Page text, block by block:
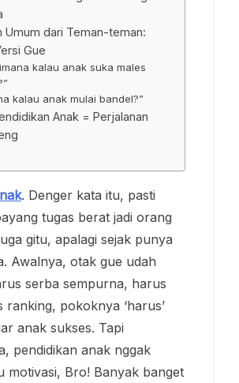
Umum dari Teman-teman:
Gue
kalau anak suka males
kalau anak mulai bandel?”
Anak = Perjalanan
. Denger kata itu, pasti
tugas berat jadi orang
gitu, apalagi sejak punya
Awalnya, otak gue udah
serba sempurna, harus
ranking, pokoknya ‘harus’
anak sukses. Tapi
pendidikan anak nggak
motivasi, Bro! Banyak banget